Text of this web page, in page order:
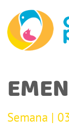
Semana |